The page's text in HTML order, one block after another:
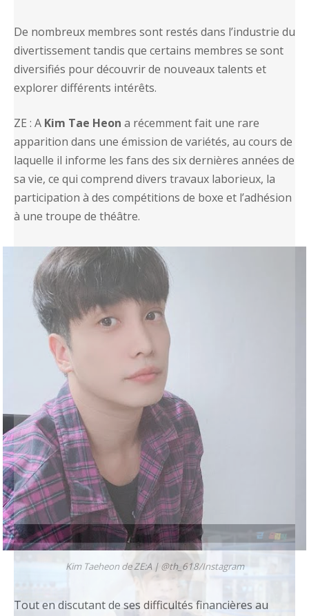
De nombreux membres sont restés dans l’industrie du
divertissement tandis que certains membres se sont
diversifiés pour découvrir de nouveaux talents et
explorer différents intérêts.
ZE : A Kim Tae Heon a récemment fait une rare
apparition dans une émission de variétés, au cours de
laquelle il informe les fans des six dernières années de
sa vie, ce qui comprend divers travaux laborieux, la
participation à des compétitions de boxe et l’adhésion
à une troupe de théâtre.
Kim Taeheon de ZE:A | @th_618/Instagram
Tout en discutant de ses difficultés financières au